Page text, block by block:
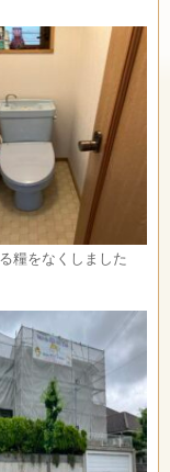
糧をなくしました